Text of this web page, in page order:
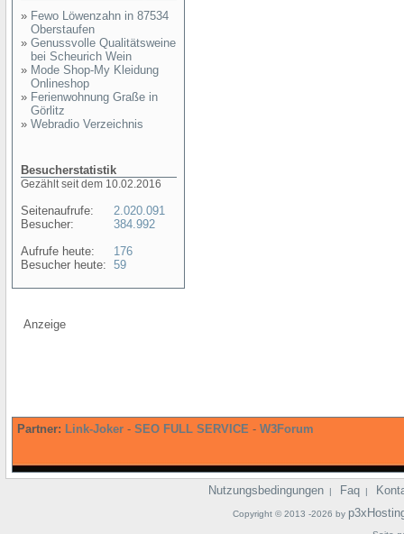
» Fewo Löwenzahn in 87534
Oberstaufen
» Genussvolle Qualitätsweine
bei Scheurich Wein
» Mode Shop-My Kleidung
Onlineshop
» Ferienwohnung Graße in
Görlitz
» Webradio Verzeichnis
Besucherstatistik
Gezählt seit dem 10.02.2016
Seitenaufrufe:
Besucher:
Aufrufe heute:
Besucher heute:
2.020.091
384.992
176
59
Anzeige
Partner: Link-Joker - SEO FULL SERVICE - W3Forum
Nutzungsbedingungen | Faq |
Copyright © 2013 -2026 by